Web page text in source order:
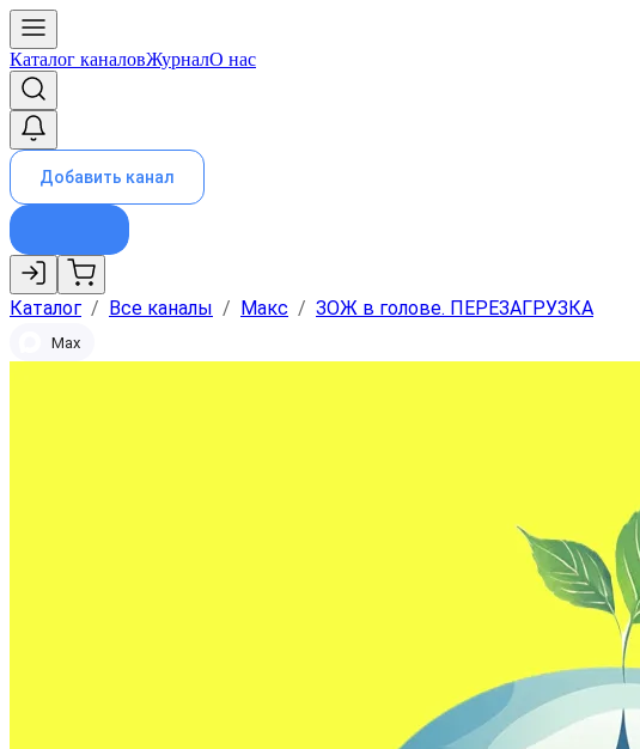
Каталог каналовЖурналО нас
Добавить канал
Каталог / Все каналы / Макс / ЗОЖ в голове. ПЕРЕЗАГРУЗКА
Max